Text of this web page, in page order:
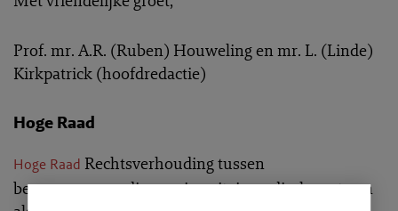
Prof. mr. A.R. (Ruben) Houweling en mr. L. (Linde)
Kirkpatrick (hoofdredactie)
Hoge Raad
Hoge Raad Rechtsverhouding tussen
beurspromovendi en universitair medisch centrum